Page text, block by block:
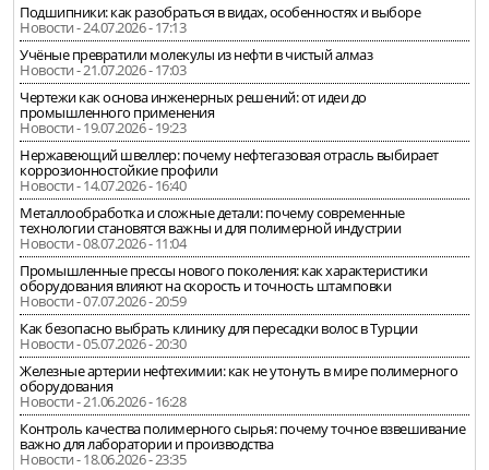
Подшипники: как разобраться в видах, особенностях и выборе
Новости - 24.07.2026 - 17:13
Учёные превратили молекулы из нефти в чистый алмаз
Новости - 21.07.2026 - 17:03
Чертежи как основа инженерных решений: от идеи до
промышленного применения
Новости - 19.07.2026 - 19:23
Нержавеющий швеллер: почему нефтегазовая отрасль выбирает
коррозионностойкие профили
Новости - 14.07.2026 - 16:40
Металлообработка и сложные детали: почему современные
технологии становятся важны и для полимерной индустрии
Новости - 08.07.2026 - 11:04
Промышленные прессы нового поколения: как характеристики
оборудования влияют на скорость и точность штамповки
Новости - 07.07.2026 - 20:59
Как безопасно выбрать клинику для пересадки волос в Турции
Новости - 05.07.2026 - 20:30
Железные артерии нефтехимии: как не утонуть в мире полимерного
оборудования
Новости - 21.06.2026 - 16:28
Контроль качества полимерного сырья: почему точное взвешивание
важно для лаборатории и производства
Новости - 18.06.2026 - 23:35